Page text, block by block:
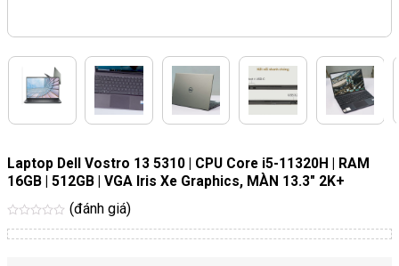
Laptop Dell Vostro 13 5310 | CPU Core i5-11320H | RAM
16GB | 512GB | VGA Iris Xe Graphics, MÀN 13.3″ 2K+
Được
xếp
(đánh giá)